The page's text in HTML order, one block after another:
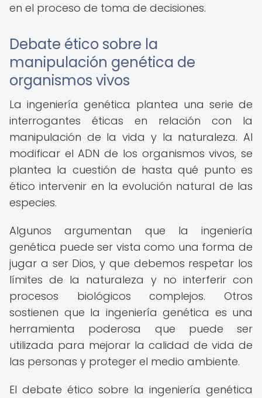
en el proceso de toma de decisiones.
Debate ético sobre la
manipulación genética de
organismos vivos
La ingeniería genética plantea una serie de
interrogantes éticas en relación con la
manipulación de la vida y la naturaleza. Al
modificar el ADN de los organismos vivos, se
plantea la cuestión de hasta qué punto es
ético intervenir en la evolución natural de las
especies.
Algunos argumentan que la ingeniería
genética puede ser vista como una forma de
jugar a ser Dios, y que debemos respetar los
límites de la naturaleza y no interferir con
procesos biológicos complejos. Otros
sostienen que la ingeniería genética es una
herramienta poderosa que puede ser
utilizada para mejorar la calidad de vida de
las personas y proteger el medio ambiente.
El debate ético sobre la ingeniería genética